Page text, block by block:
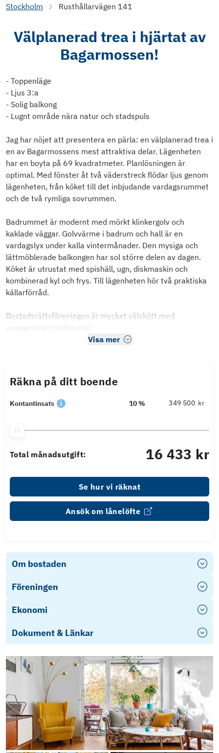
Stockholm
Rusthållarvägen 141
Välplanerad trea i hjärtat av
Bagarmossen!
- Toppenläge
- Ljus 3:a
- Solig balkong
- Lugnt område nära natur och stadspuls
Jag har nöjet att presentera en pärla: en välplanerad trea i
en av Bagarmossens mest attraktiva delar. Lägenheten
har en boyta på 69 kvadratmeter. Planlösningen är
optimal. Med fönster åt två väderstreck flödar ljus genom
lägenheten, från köket till det inbjudande vardagsrummet
och de två rymliga sovrummen.
Badrummet är modernt med mörkt klinkergolv och
kaklade väggar. Golvvärme i badrum och hall är en
vardagslyx under kalla vintermånader. Den mysiga och
lättmöblerade balkongen har sol större delen av dagen.
Köket är utrustat med spishäll, ugn, diskmaskin och
kombinerad kyl och frys. Till lägenheten hör två praktiska
källarförråd.
Bostadsrättsföreningen är mycket välskött med
engagerade medlemmar
Visa mer
Räkna på ditt boende
Kontantinsats 10 % kr
Total månadsutgift: 16 433 kr
Se hur vi räknat
Ansök om lånelöfte
Om bostaden
Föreningen
Ekonomi
Dokument & Länkar
Mätbevis (2)
Årsredovisning 2025